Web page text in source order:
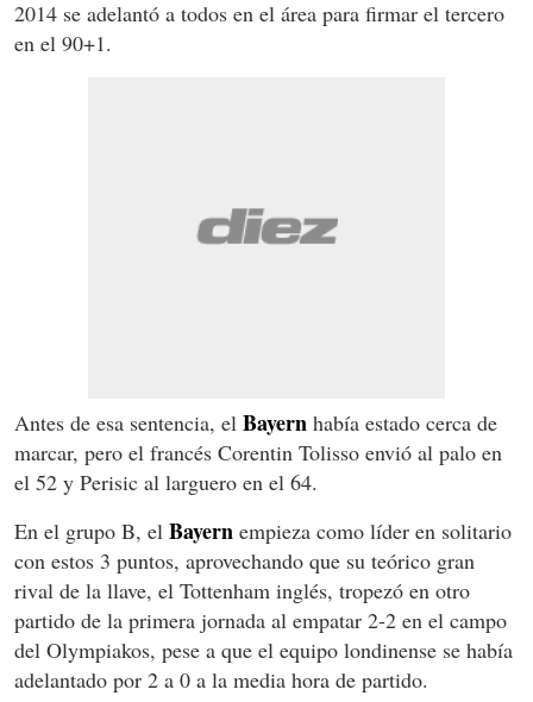
2014 se adelantó a todos en el área para firmar el tercero
en el 90+1.
Antes de esa sentencia, el Bayern había estado cerca de
marcar, pero el francés Corentin Tolisso envió al palo en
el 52 y Perisic al larguero en el 64.
En el grupo B, el Bayern empieza como líder en solitario
con estos 3 puntos, aprovechando que su teórico gran
rival de la llave, el Tottenham inglés, tropezó en otro
partido de la primera jornada al empatar 2-2 en el campo
del Olympiakos, pese a que el equipo londinense se había
adelantado por 2 a 0 a la media hora de partido.